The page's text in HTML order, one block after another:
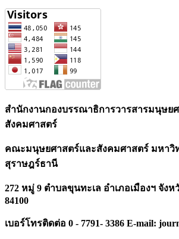
สำนักงานกองบรรณาธิการวารสารมนุษย
สังคมศาสตร์
คณะมนุษยศาสตร์และสังคมศาสตร์ มหาวิ
สุราษฎร์ธานี
272 หมู่ 9 ตำบลขุนทะเล อำเภอเมืองฯ จัง
84100
เบอร์โทรติดต่อ 0 - 7791- 3386 E-mail: